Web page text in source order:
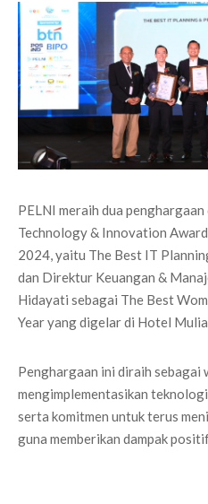
PELNI meraih dua
Technology & Innovation
2024, yaitu The Best IT
dan Direktur Keuangan &
Hidayati sebagai The Best
Year yang digelar di Hotel
Penghargaan ini diraih sebagai
mengimplementasikan
serta komitmen untuk terus
guna memberikan dampak